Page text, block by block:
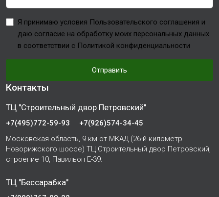
Я принимаю условия Пользовательского соглашения и
даю согласие на обработку моих персональных данных
в соответствии с Политикой конфиденциальности
Отправить
Контакты
ТЦ "Строительный двор Петровский"
+7(495)772-59-93
+7(926)574-34-45
Московская область, 9 км от МКАД (26-й километр
Новорижского шоссе) ТЦ Строительный двор Петровский,
строение 10, Павильон Е-39.
ТЦ "Бессарабка"